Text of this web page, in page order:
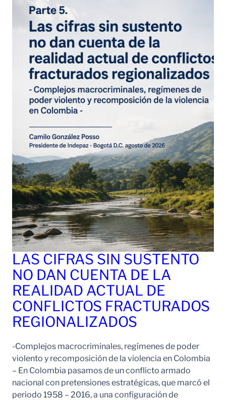
LAS CIFRAS SIN SUSTENTO
NO DAN CUENTA DE LA
REALIDAD ACTUAL DE
CONFLICTOS FRACTURADOS
REGIONALIZADOS
-Complejos macrocriminales, regímenes de poder
violento y recomposición de la violencia en Colombia
– En Colombia pasamos de un conflicto armado
nacional con pretensiones estratégicas, que marcó el
periodo 1958 – 2016, a una configuración de